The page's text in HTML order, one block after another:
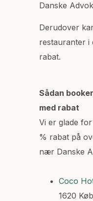
Danske
Derudover
restauranter i
rabat.
Sådan
med rabat
Vi er glade
% rabat på
nær Danske
Coco
1620